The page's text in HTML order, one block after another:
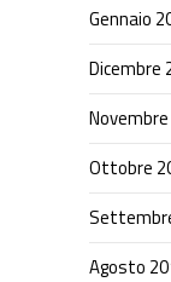
Gennaio
Dicembre
Ottobre
Agosto